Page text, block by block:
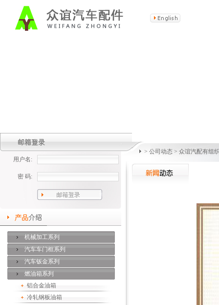
用户名:
密 码:
机械加工系列
汽车车门框系列
汽车钣金系列
燃油箱系列
铝合金油箱
冷轧钢板油箱
> 公司动态 > 众谊汽配有组